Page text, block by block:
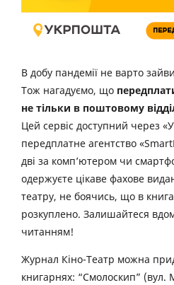
В добу пандемії не варто
Тож нагадуємо, що
не тільки в поштовому
Цей сервіс доступний через
передплатне агентство
дві за комп’ютером чи
одержуєте цікаве фахове
театру, не боячись, що в
розкуплено. Залишайтеся
читанням!
Журнал Кіно-Театр можна
книгарнях: “Смолоскип” (вул.